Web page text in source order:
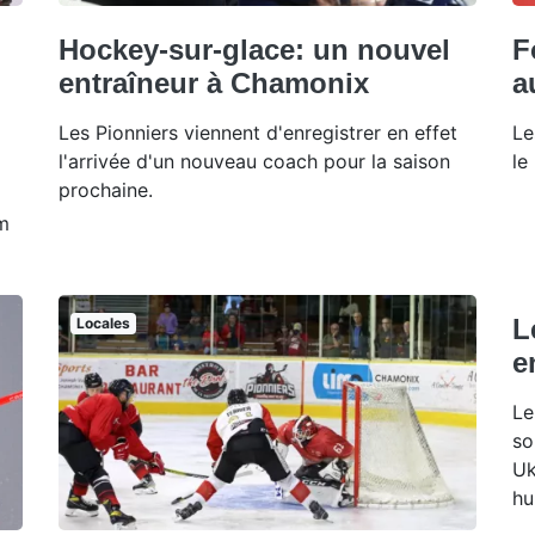
Hockey-sur-glace: un nouvel
entraîneur à Chamonix
Les Pionniers viennent d'enregistrer en effet
l'arrivée d'un nouveau coach pour la saison
prochaine.
le
Locales